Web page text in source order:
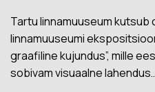
Tartu linnamuuseum kutsub
linnamuuseumi
graafiline kujundus”, mille
sobivam visuaalne